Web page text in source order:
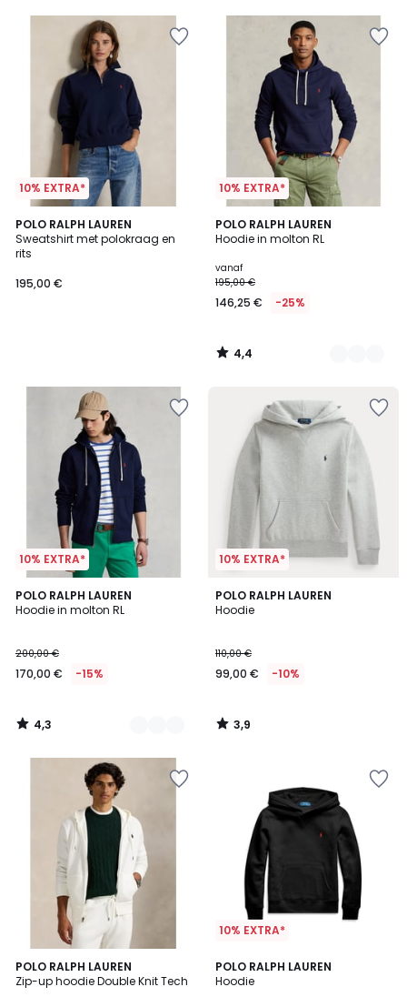
10% EXTRA*
POLO RALPH LAUREN
Sweatshirt met polokraag en
rits
195,00 €
10% EXTRA*
POLO RALPH LAUREN
Hoodie in molton RL
vanaf
195,00 €
146,25 € -25%
4,4
/ 5
4
Kleuren
4,4
/
10% EXTRA*
POLO RALPH LAUREN
Hoodie in molton RL
200,00 €
170,00 € -15%
4,3
/ 5
3
Kleuren
4,3
/
10% EXTRA*
POLO RALPH LAUREN
Hoodie
110,00 €
99,00 € -10%
3,9
/ 5
3,9
/
POLO RALPH LAUREN
Zip-up hoodie Double Knit Tech
4,6
/ 5
2
Kleuren
10% EXTRA*
POLO RALPH LAUREN
Hoodie
3
/
4
Kleuren